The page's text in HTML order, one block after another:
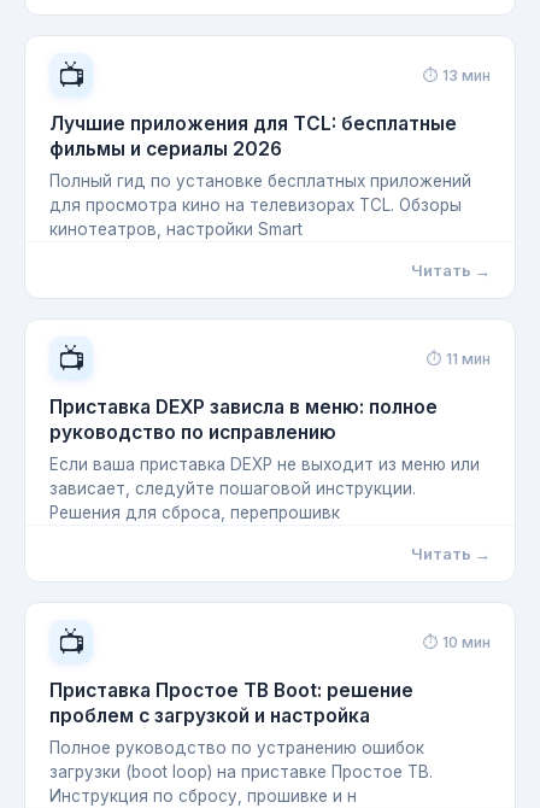
📺 ⏱ 13 мин
Лучшие приложения для TCL: бесплатные
фильмы и сериалы 2026
Полный гид по установке бесплатных приложений
для просмотра кино на телевизорах TCL. Обзоры
кинотеатров, настройки Smart
Читать →
📺 ⏱ 11 мин
Приставка DEXP зависла в меню: полное
руководство по исправлению
Если ваша приставка DEXP не выходит из меню или
зависает, следуйте пошаговой инструкции.
Решения для сброса, перепрошивк
Читать →
📺 ⏱ 10 мин
Приставка Простое ТВ Boot: решение
проблем с загрузкой и настройка
Полное руководство по устранению ошибок
загрузки (boot loop) на приставке Простое ТВ.
Инструкция по сбросу, прошивке и н